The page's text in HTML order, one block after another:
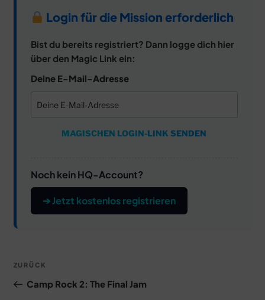
Login für die Mission erforderlich
Bist du bereits registriert? Dann logge dich hier
über den Magic Link ein:
Deine E-Mail-Adresse
MAGISCHEN LOGIN-LINK SENDEN
Noch kein HQ-Account?
➔ Jetzt kostenlos registrieren
Beitragsnavigation
Vorheriger
Beitrag
ZURÜCK
Camp Rock 2: The Final Jam